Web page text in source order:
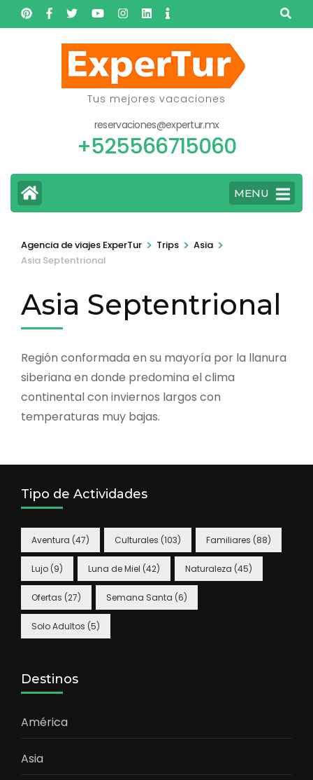
Saltar
al
Tus mejores vacaciones
reservaciones@expertur.mx
+525566715060
MENU
Agencia de viajes ExperTur > Trips > Asia >
Asia Septentrional
Asia Septentrional
Región conformada en su mayoría por la llanura
siberiana en donde predomina el clima
continental con inviernos largos con
temperaturas muy bajas.
Tipo de Actividades
Aventura (47) Culturales (103) Familiares (88)
Lujo (9) Luna de Miel (42) Naturaleza (45)
Ofertas (27) Semana Santa (6)
Solo Adultos (5)
Destinos
América
Asia